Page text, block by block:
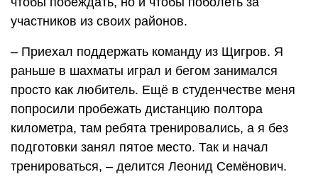
участников из своих районов.
– Приехал поддержать команду из Щигров. Я
раньше в шахматы играл и бегом занимался
просто как любитель. Ещё в студенчестве меня
попросили пробежать дистанцию полтора
километра, там ребята тренировались, а я без
подготовки занял пятое место. Так и начал
тренироваться, – делится Леонид Семёнович.